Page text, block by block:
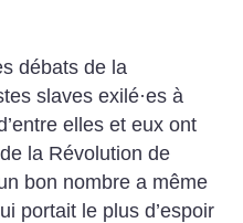
débats de la
slaves exilé·es à
elles et eux ont
la Révolution de
bon nombre a même
portait le plus d’espoir